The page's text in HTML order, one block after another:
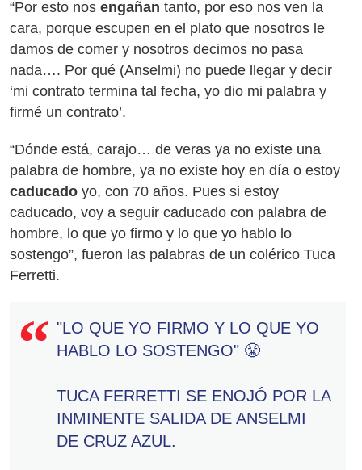
“Por esto nos engañan tanto, por eso nos ven la
cara, porque escupen en el plato que nosotros le
damos de comer y nosotros decimos no pasa
nada…. Por qué (Anselmi) no puede llegar y decir
‘mi contrato termina tal fecha, yo dio mi palabra y
firmé un contrato’.
“Dónde está, carajo… de veras ya no existe una
palabra de hombre, ya no existe hoy en día o estoy
caducado yo, con 70 años. Pues si estoy
caducado, voy a seguir caducado con palabra de
hombre, lo que yo firmo y lo que yo hablo lo
sostengo”, fueron las palabras de un colérico Tuca
Ferretti.
"LO QUE YO FIRMO Y LO QUE YO
HABLO LO SOSTENGO" 😤
TUCA FERRETTI SE ENOJÓ POR LA
INMINENTE SALIDA DE ANSELMI
DE CRUZ AZUL.